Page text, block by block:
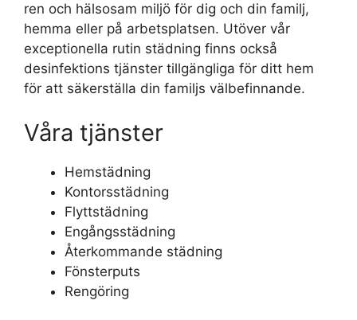
ren och hälsosam miljö för dig och din familj,
hemma eller på arbetsplatsen. Utöver vår
exceptionella rutin städning finns också
desinfektions tjänster tillgängliga för ditt hem
för att säkerställa din familjs välbefinnande.
Våra tjänster
Hemstädning
Kontorsstädning
Flyttstädning
Engångsstädning
Återkommande städning
Fönsterputs
Rengöring